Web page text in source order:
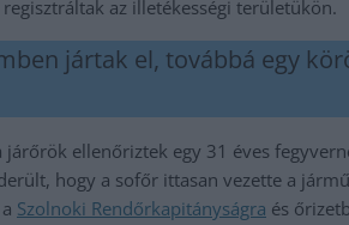
az illetékességi területükön.
jártak el, továbbá egy
ellenőriztek egy 31 éves
hogy a sofőr ittasan vezette a
Szolnoki Rendőrkapitányságra és